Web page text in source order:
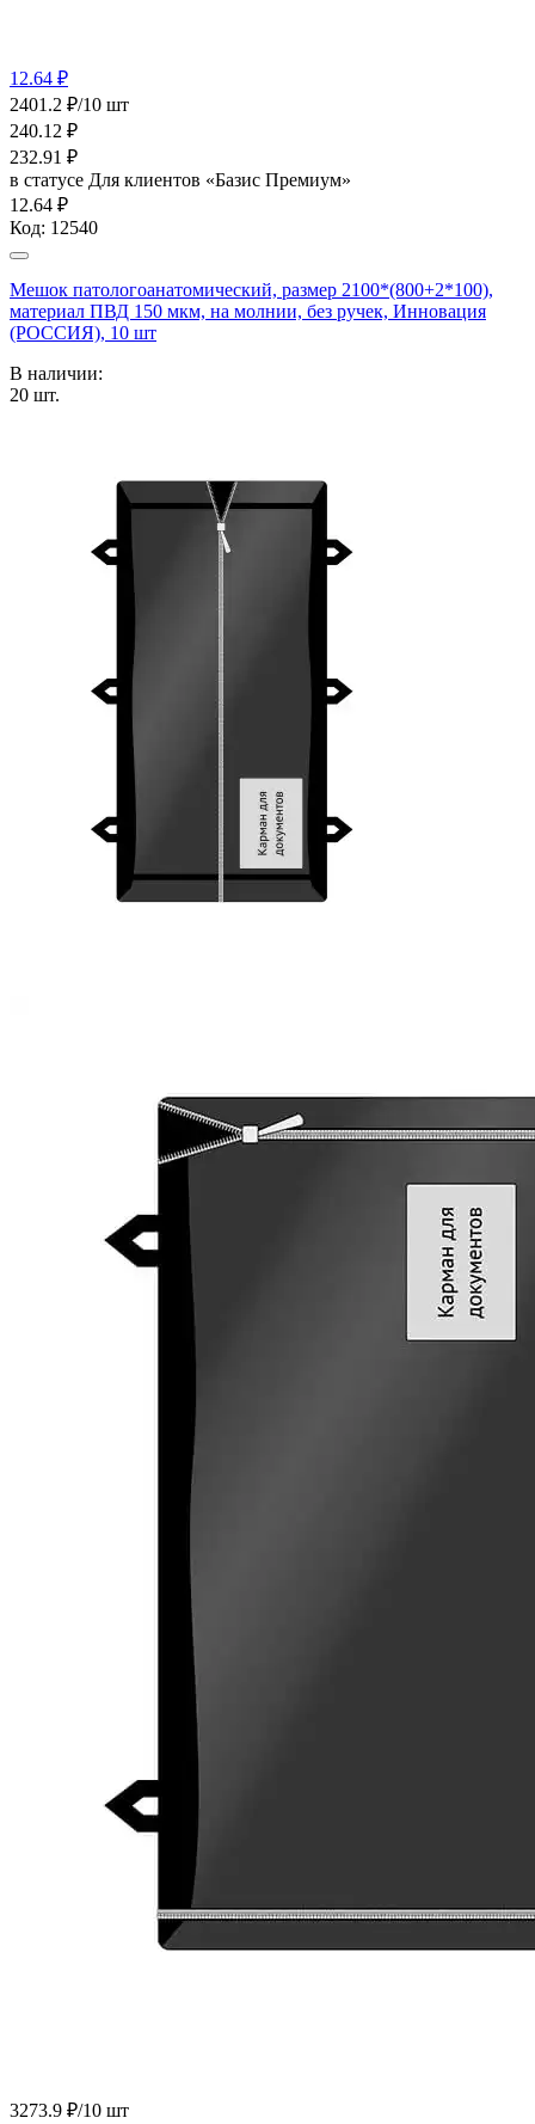
12.64 ₽
2401.2 ₽/10 шт
240.12 ₽
232.91 ₽
в статусе Для клиентов «Базис Премиум»
12.64 ₽
Код: 12540
Мешок патологоанатомический, размер 2100*(800+2*100),
материал ПВД 150 мкм, на молнии, без ручек, Инновация
(РОССИЯ), 10 шт
В наличии:
20 шт.
3273.9 ₽/10 шт